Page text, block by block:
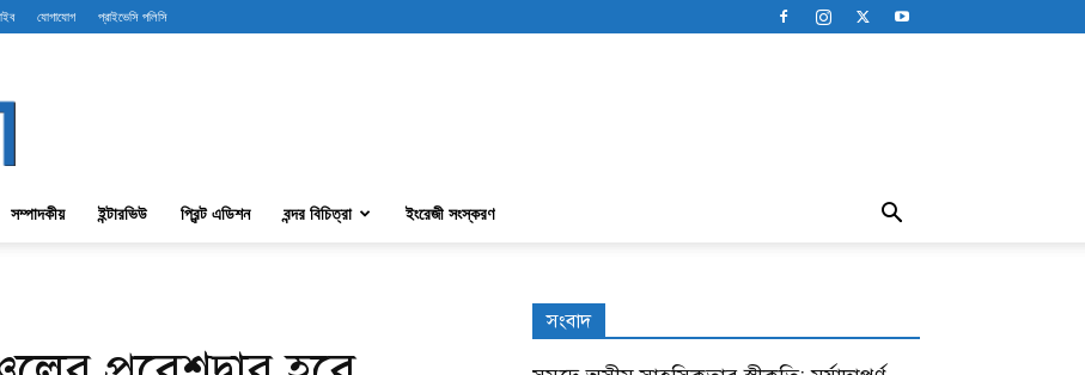
যোগাযোগ প্রাইভেসি পলিসি
সম্পাদকীয় ইন্টারভিউ প্রিন্ট এডিশন বন্দর বিচিত্রা ইংরেজী সংস্করণ
সংবাদ